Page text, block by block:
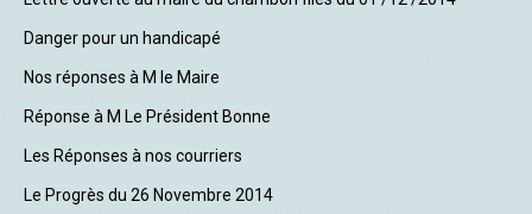
Danger pour un handicapé
Nos réponses à M le Maire
Réponse à M Le Président Bonne
Les Réponses à nos courriers
Le Progrès du 26 Novembre 2014